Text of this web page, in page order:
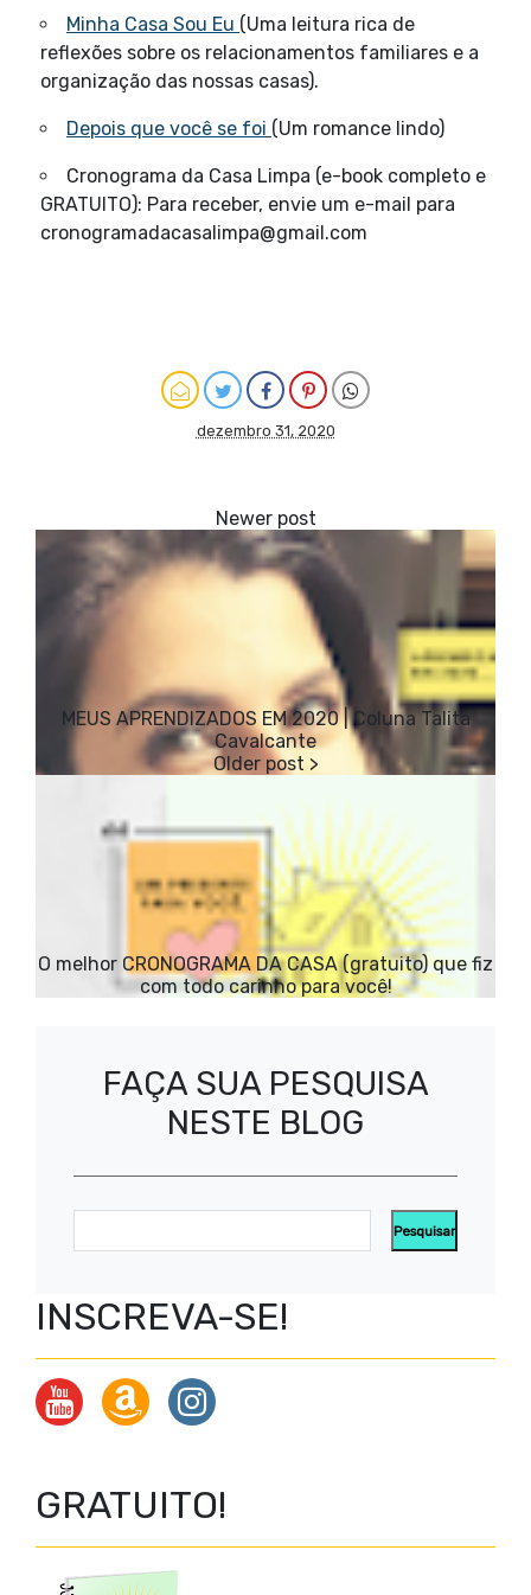
Minha Casa Sou Eu (Uma leitura rica de
reflexões sobre os relacionamentos familiares e a
organização das nossas casas).
Depois que você se foi (Um romance lindo)
Cronograma da Casa Limpa (e-book completo e
GRATUITO): Para receber, envie um e-mail para
cronogramadacasalimpa@gmail.com
dezembro 31, 2020
MEUS APRENDIZADOS EM 2020 | Coluna Talita
Cavalcante
O melhor CRONOGRAMA DA CASA (gratuito) que fiz
com todo carinho para você!
FAÇA SUA PESQUISA
NESTE BLOG
INSCREVA-SE!
GRATUITO!